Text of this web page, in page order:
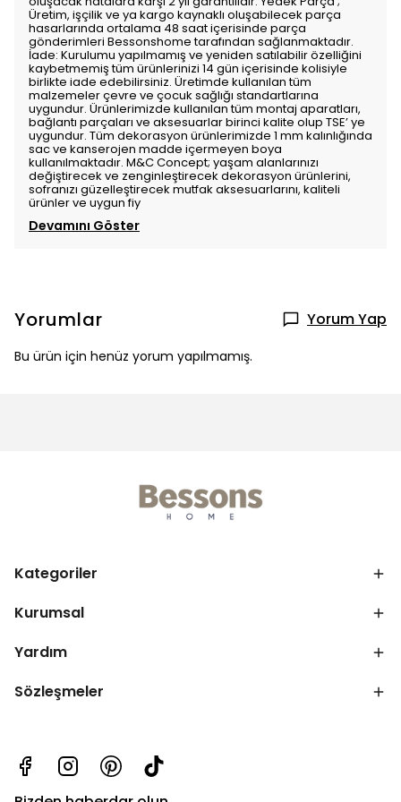
Üretim, işçilik ve ya kargo kaynaklı oluşabilecek parça
hasarlarında ortalama 48 saat içerisinde parça
gönderimleri Bessonshome tarafından sağlanmaktadır.
İade: Kurulumu yapılmamış ve yeniden satılabilir özelliğini
kaybetmemiş tüm ürünlerinizi 14 gün içerisinde kolisiyle
birlikte iade edebilirsiniz. Üretimde kullanılan tüm
malzemeler çevre ve çocuk sağlığı standartlarına
uygundur. Ürünlerimizde kullanılan tüm montaj aparatları,
bağlantı parçaları ve aksesuarlar birinci kalite olup TSE’ ye
uygundur. Tüm dekorasyon ürünlerimizde 1 mm kalınlığında
sac ve kanserojen madde içermeyen boya
kullanılmaktadır. M&C Concept; yaşam alanlarınızı
değiştirecek ve zenginleştirecek dekorasyon ürünlerini,
sofranızı güzelleştirecek mutfak aksesuarlarını, kaliteli
ürünler ve uygun fiy
Devamını Göster
Yorumlar Yorum Yap
Bu ürün için henüz yorum yapılmamış.
Kategoriler
Kurumsal
Yardım
Sözleşmeler